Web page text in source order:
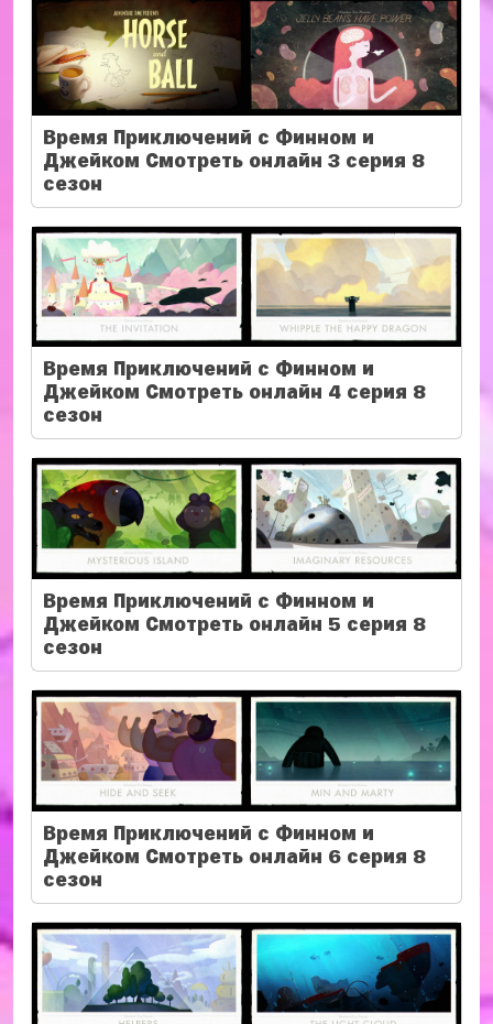
Время Приключений с Финном и
Джейком Смотреть онлайн 3 серия 8
сезон
Время Приключений с Финном и
Джейком Смотреть онлайн 4 серия 8
сезон
Время Приключений с Финном и
Джейком Смотреть онлайн 5 серия 8
сезон
Время Приключений с Финном и
Джейком Смотреть онлайн 6 серия 8
сезон